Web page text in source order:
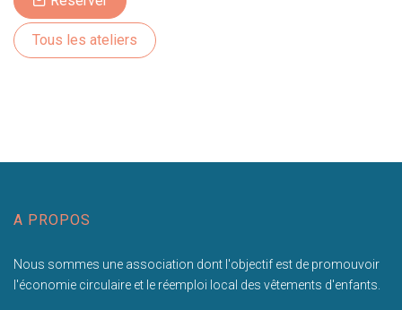
Tous les ateliers
A PROPOS
Nous sommes une association dont l'objectif est de promouvoir
l'économie circulaire et le réemploi local des vêtements d'enfants.